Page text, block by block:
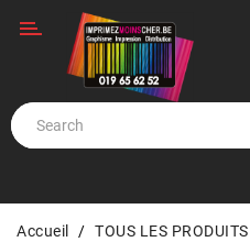
Catégorie
Accueil TOUS LES PRODUITS